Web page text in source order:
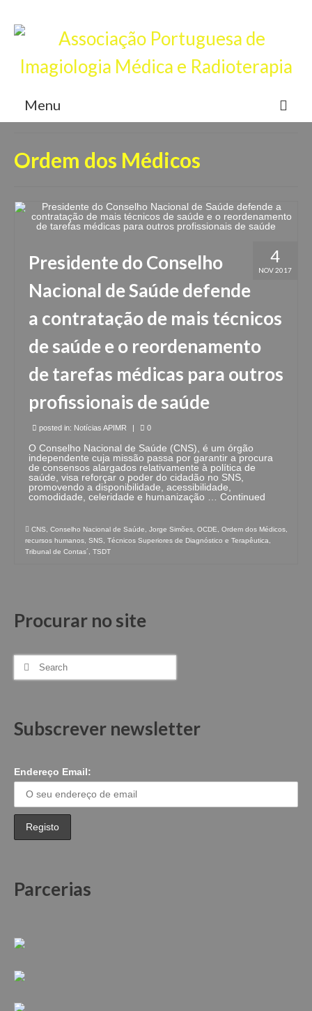
Menu
Associados
Eventos
Notícias
Contactos
Registar
Ordem dos Médicos
4
NOV 2017
Presidente do Conselho
Nacional de Saúde defende
a contratação de mais técnicos
de saúde e o reordenamento
de tarefas médicas para outros
profissionais de saúde
posted in: Notícias APIMR | 0
O Conselho Nacional de Saúde (CNS), é um órgão
independente cuja missão passa por garantir a procura
de consensos alargados relativamente à política de
saúde, visa reforçar o poder do cidadão no SNS,
promovendo a disponibilidade, acessibilidade,
comodidade, celeridade e humanização … Continued
CNS Conselho Nacional de Saúde Jorge Simões OCDE Ordem dos Médicos
recursos humanos SNS Técnicos Superiores de Diagnóstico e Terapêutica
Tribunal de Contas´
TSDT
Procurar no site
Search
for:
Subscrever newsletter
Endereço Email:
Parcerias